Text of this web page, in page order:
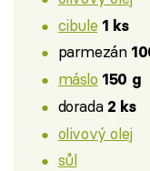
cibule 1 ks
parmezán
máslo 150 g
dorada 2 ks
olivový olej
sůl